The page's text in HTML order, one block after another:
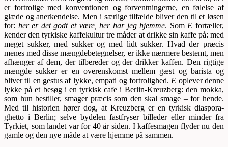
er fortrolige med konventionen og forventningerne, en følelse af
glæde og anerkendelse. Men i særlige tilfælde bliver den til et løsen
for: her er det godt et være, her har jeg hjemme. Som E fortæller,
kender den tyrkiske kaffekultur tre måder at drikke sin kaffe på: med
meget sukker, med sukker og med lidt sukker. Hvad der præcis
menes med disse mængdebetegnelser, er ikke nærmere bestemt, men
afhænger af dem, der tilbereder og der drikker kaffen. Den rigtige
mængde sukker er en overenskomst mellem gæst og barista og
bliver til en gestus af lykke, empati og fortrolighed. E oplever denne
lykke på et besøg i en tyrkisk cafe i Berlin-Kreuzberg: den mokka,
som hun bestiller, smager præcis som den skal smage – for hende.
Med til historien hører dog, at Kreuzberg er en tyrkisk diaspora-
ghetto i Berlin; selve bydelen fastfryser billeder eller minder fra
Tyrkiet, som landet var for 40 år siden. I kaffesmagen flyder nu den
gamle og den nye måde at være hjemme på sammen.